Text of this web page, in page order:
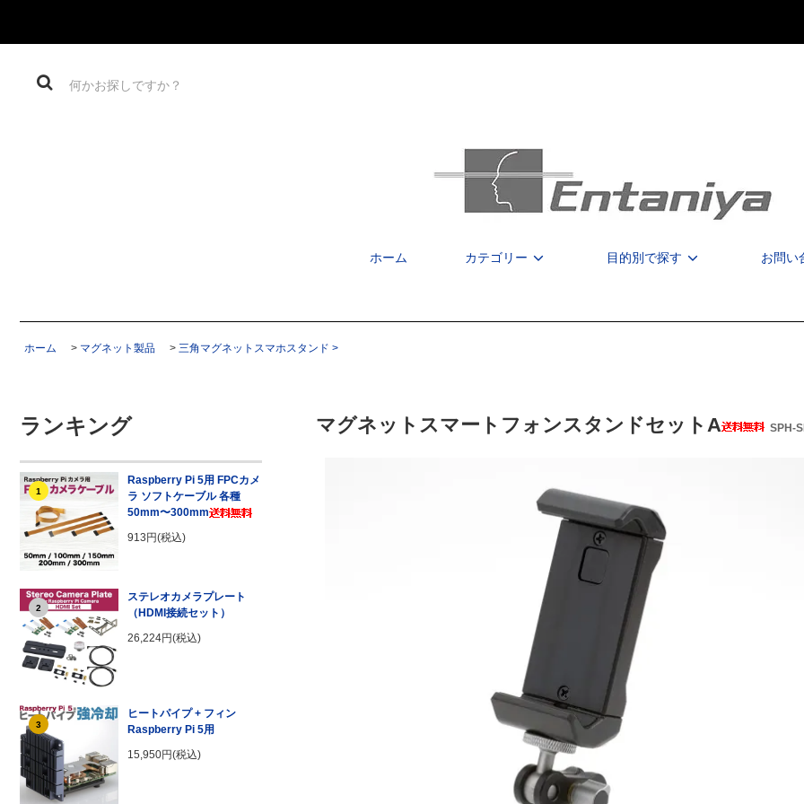
ホーム カテゴリー 目的別で探す お問い
ホーム > マグネット製品 > 三角マグネットスマホスタンド >
ランキング
1
Raspberry Pi 5用 FPCカメ
ラ ソフトケーブル 各種
50mm〜300mm
913円(税込)
2
ステレオカメラプレート
（HDMI接続セット）
26,224円(税込)
3
ヒートパイプ + フィン
Raspberry Pi 5用
15,950円(税込)
マグネットスマートフォンスタンドセットA SPH-